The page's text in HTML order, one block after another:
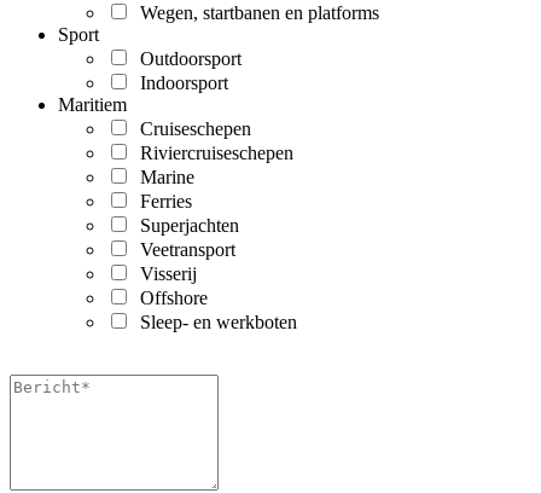
Wegen, startbanen en platforms
Sport
Outdoorsport
Indoorsport
Maritiem
Cruiseschepen
Riviercruiseschepen
Marine
Ferries
Superjachten
Veetransport
Visserij
Offshore
Sleep- en werkboten